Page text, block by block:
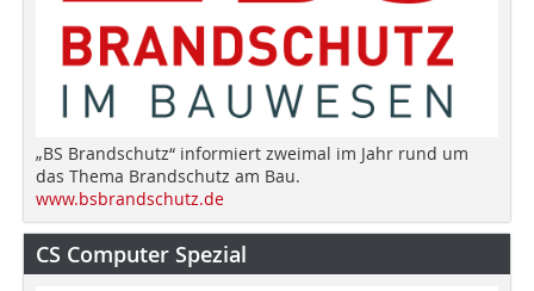
„BS Brandschutz“ informiert zweimal im Jahr rund um
das Thema Brandschutz am Bau.
www.bsbrandschutz.de
CS Computer Spezial